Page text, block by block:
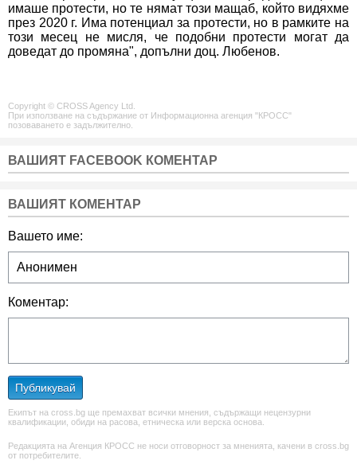
имаше протести, но те нямат този мащаб, който видяхме
през 2020 г. Има потенциал за протести, но в рамките на
този месец не мисля, че подобни протести могат да
доведат до промяна", допълни доц. Любенов.
Copyright © CROSS Agency Ltd.
При използване на съдържание от Информационна агенция "КРОСС"
позоваването е задължително.
ВАШИЯТ FACEBOOK КОМЕНТАР
ВАШИЯТ КОМЕНТАР
Вашето име:
Коментар:
Публикувай
Екипът на cross.bg ще премахват всички мнения, съдържащи нецензурни
квалификации, обиди на расова, етническа или верска основа.
Редакцията на Агенция КРОСС не носи отговорност за мненията, качени в cross.bg
от потребителите.